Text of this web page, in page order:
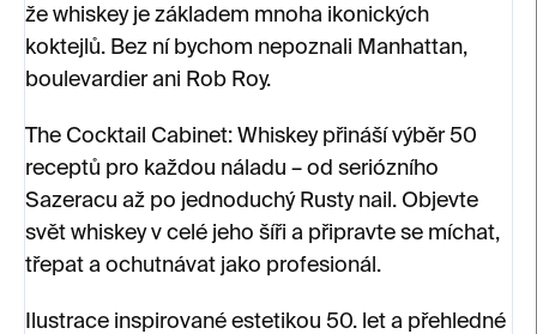
že whiskey je základem mnoha ikonických
koktejlů. Bez ní bychom nepoznali Manhattan,
boulevardier ani Rob Roy.
The Cocktail Cabinet: Whiskey přináší výběr 50
receptů pro každou náladu – od seriózního
Sazeracu až po jednoduchý Rusty nail. Objevte
svět whiskey v celé jeho šíři a připravte se míchat,
třepat a ochutnávat jako profesionál.
Ilustrace inspirované estetikou 50. let a přehledné